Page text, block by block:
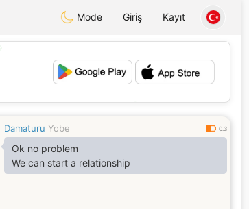
Mode Giriş Kayıt
💕
Damaturu Yobe 0.3
Ok no problem
We can start a relationship